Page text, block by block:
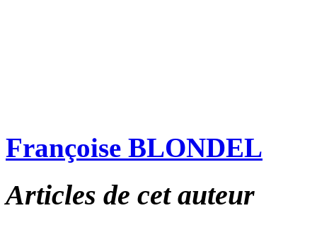
Françoise BLONDEL
Articles de cet auteur